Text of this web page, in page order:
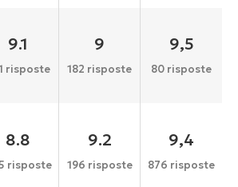
9.1
risposte
9
182 risposte
9,5
80 risposte
8.8
risposte
9.2
196 risposte
9,4
876 risposte